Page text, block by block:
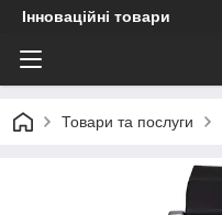
Інноваційні товари
Товари та послуги